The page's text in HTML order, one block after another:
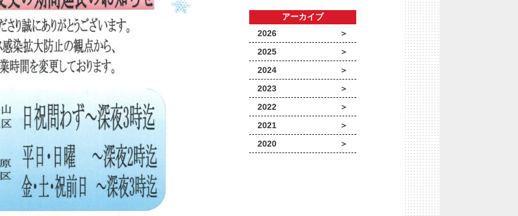
アーカイブ
2026
2025
2024
2023
2022
2021
2020